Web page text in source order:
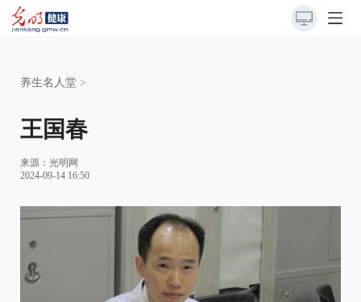
养生名人堂 >
王国春
来源：光明网
2024-09-14 16:50